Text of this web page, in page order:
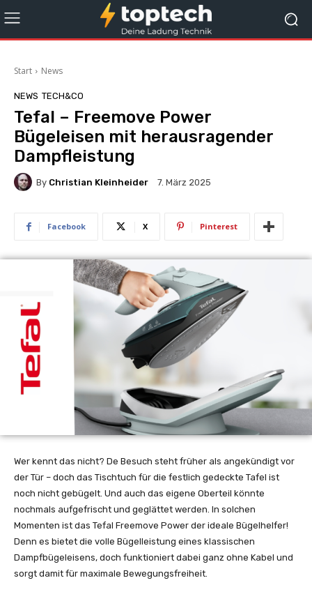
Start News
NEWS TECH&CO
Tefal – Freemove Power
Bügeleisen mit herausragender
Dampfleistung
By Christian Kleinheider 7. März 2025
Facebook X Pinterest
Wer kennt das nicht? De Besuch steht früher als angekündigt vor
der Tür – doch das Tischtuch für die festlich gedeckte Tafel ist
noch nicht gebügelt. Und auch das eigene Oberteil könnte
nochmals aufgefrischt und geglättet werden. In solchen
Momenten ist das Tefal Freemove Power der ideale Bügelhelfer!
Denn es bietet die volle Bügelleistung eines klassischen
Dampfbügeleisens, doch funktioniert dabei ganz ohne Kabel und
sorgt damit für maximale Bewegungsfreiheit.